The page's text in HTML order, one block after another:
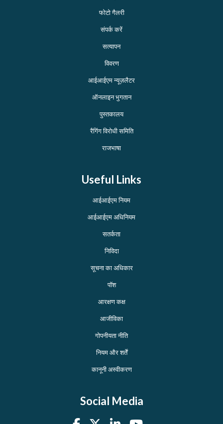
फोटो गैलरी
संपर्क करें
सत्यापन
विवरण
आईआईएम न्यूज़लैटर
ऑनलाइन भुगतान
पुस्तकालय
रैगिंग विरोधी समिति
राजभाषा
Useful Links
आईआईएम नियम
आईआईएम अधिनियम
सतर्कता
निविदा
सूचना का अधिकार
पॉश
आरक्षण कक्ष
आजीविका
गोपनीयता नीति
नियम और शर्तें
कानूनी अस्वीकरण
Social Media